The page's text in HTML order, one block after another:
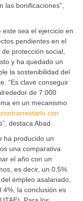
las bonificaciones”,
este sea el ejercicio en
pendientes en el
protección social,
y ha quedado un
la sostenibilidad del
“Es clave conseguir
de 7.000
en un mecanismo
contrarrestarlo con
destaca Abad.
ha producido un
una comparativa
el año con un
es decir, un 0,5%
empleo asalariado,
4%, la conclusión es